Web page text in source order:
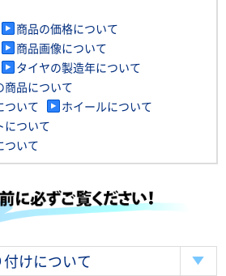
商品の価格について
商品画像について
タイヤの製造年について
商品について
ついて
ホイールについて
について
ついて
けについて